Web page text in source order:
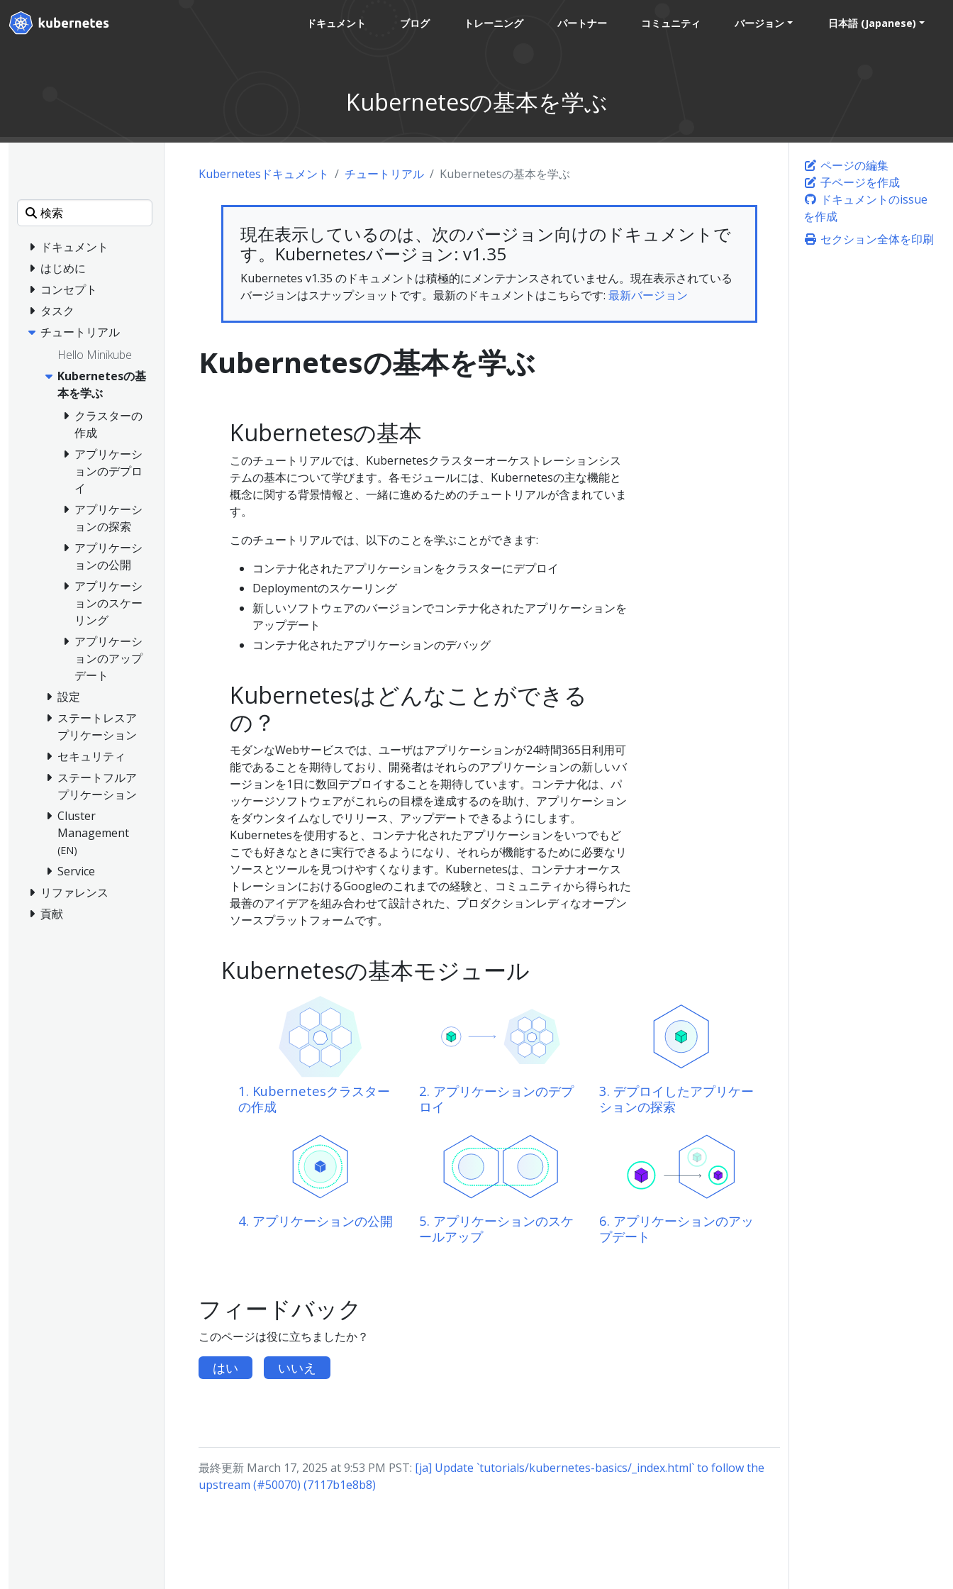
ドキュメント ブログ トレーニング パートナー コミュニティ バージョン 日本語 (Japanese)
Kubernetesの基本を学ぶ
ドキュメント
はじめに
コンセプト
タスク
チュートリアル
Hello Minikube
Kubernetesの基
本を学ぶ
クラスターの
作成
アプリケーシ
ョンのデプロ
イ
アプリケーシ
ョンの探索
アプリケーシ
ョンの公開
アプリケーシ
ョンのスケー
リング
アプリケーシ
ョンのアップ
デート
設定
ステートレスア
プリケーション
セキュリティ
ステートフルア
プリケーション
Cluster
Management
(EN)
Service
リファレンス
貢献
ページの編集
子ページを作成
ドキュメントのissue
を作成
セクション全体を印刷
Kubernetesドキュメント チュートリアル Kubernetesの基本を学ぶ
現在表示しているのは、次のバージョン向けのドキュメントで
す。Kubernetesバージョン: v1.35
Kubernetes v1.35 のドキュメントは積極的にメンテナンスされていません。現在表示されている
バージョンはスナップショットです。最新のドキュメントはこちらです: 最新バージョン
Kubernetesの基本を学ぶ
Kubernetesの基本
このチュートリアルでは、Kubernetesクラスターオーケストレーションシス
テムの基本について学びます。各モジュールには、Kubernetesの主な機能と
概念に関する背景情報と、一緒に進めるためのチュートリアルが含まれていま
す。
このチュートリアルでは、以下のことを学ぶことができます:
コンテナ化されたアプリケーションをクラスターにデプロイ
Deploymentのスケーリング
新しいソフトウェアのバージョンでコンテナ化されたアプリケーションを
アップデート
コンテナ化されたアプリケーションのデバッグ
Kubernetesはどんなことができる
の？
モダンなWebサービスでは、ユーザはアプリケーションが24時間365日利用可
能であることを期待しており、開発者はそれらのアプリケーションの新しいバ
ージョンを1日に数回デプロイすることを期待しています。コンテナ化は、パ
ッケージソフトウェアがこれらの目標を達成するのを助け、アプリケーション
をダウンタイムなしでリリース、アップデートできるようにします。
Kubernetesを使用すると、コンテナ化されたアプリケーションをいつでもど
こでも好きなときに実行できるようになり、それらが機能するために必要なリ
ソースとツールを見つけやすくなります。Kubernetesは、コンテナオーケス
トレーションにおけるGoogleのこれまでの経験と、コミュニティから得られた
最善のアイデアを組み合わせて設計された、プロダクションレディなオープン
ソースプラットフォームです。
Kubernetesの基本モジュール
1. Kubernetesクラスター
の作成
2. アプリケーションのデプ
ロイ
3. デプロイしたアプリケー
ションの探索
4. アプリケーションの公開
5. アプリケーションのスケ
ールアップ
6. アプリケーションのアッ
プデート
フィードバック
このページは役に立ちましたか？
はい いいえ
最終更新 March 17, 2025 at 9:53 PM PST: [ja] Update `tutorials/kubernetes-basics/_index.html` to follow the
upstream (#50070) (7117b1e8b8)